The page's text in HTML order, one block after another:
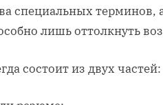
специальных терминов,
лишь оттолкнуть
состоит из двух частей: